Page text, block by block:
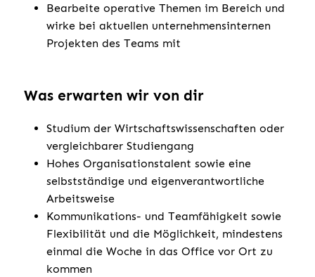
Bearbeite operative Themen im Bereich und
wirke bei aktuellen unternehmensinternen
Projekten des Teams mit
Was erwarten wir von dir
Studium der Wirtschaftswissenschaften oder
vergleichbarer Studiengang
Hohes Organisationstalent sowie eine
selbstständige und eigenverantwortliche
Arbeitsweise
Kommunikations- und Teamfähigkeit sowie
Flexibilität und die Möglichkeit, mindestens
einmal die Woche in das Office vor Ort zu
kommen